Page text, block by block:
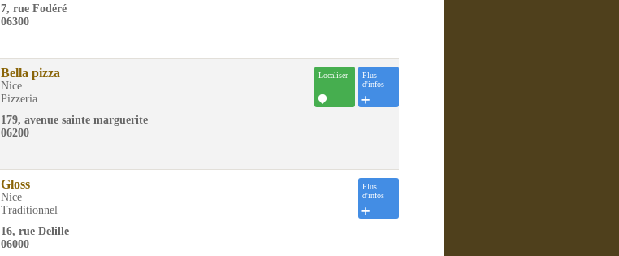
7, rue Fodéré
06300
Bella pizza
Nice
Pizzeria
179, avenue sainte marguerite
06200
Plus
d'infos
Localiser
Gloss
Nice
Traditionnel
16, rue Delille
06000
Plus
d'infos